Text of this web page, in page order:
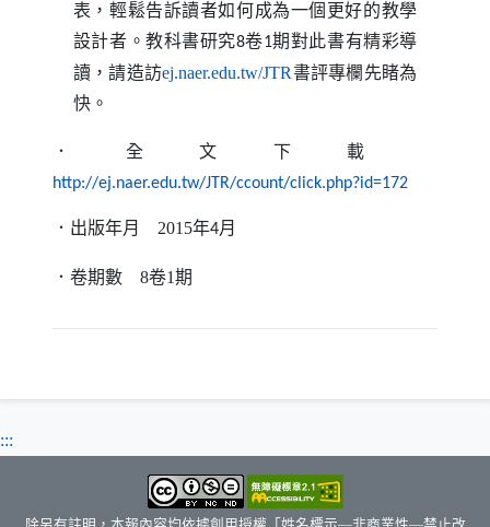
表，輕鬆告訴讀者如何成為一個更好的教學
設計者。教科書研究8卷1期對此書有精彩導
讀，請造訪ej.naer.edu.tw/JTR（另開新視窗）
書評專欄先睹為
快。
．全文下載
http://ej.naer.edu.tw/JTR/ccount/click.php?id=172（另開新
．出版年月 2015年4月
．卷期數 8卷1期
:::